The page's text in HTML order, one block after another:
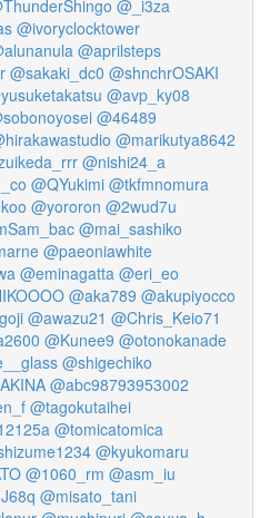
@_i3za
@ivoryclocktower
@aprilsteps
@sakaki_dc0 @shnchrOSAKI
@avp_ky08
@46489
@marikutya8642
@nishi24_a
@QYukimi @tkfmnomura
@yororon @2wud7u
@mai_sashiko
@paeoniawhite
@eminagatta @eri_eo
@aka789 @akupiyocco
@awazu21 @Chris_Keio71
@Kunee9 @otonokanade
@shigechiko
@abc98793953002
@tagokutaihei
@tomicatomica
@kyukomaru
@1060_rm @asm_iu
@misato_tani